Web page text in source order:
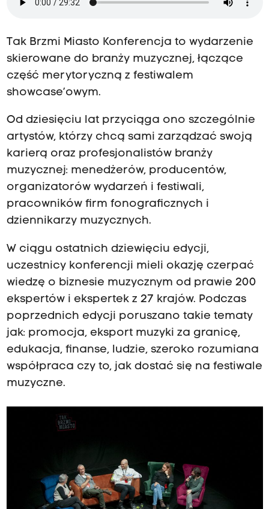
Tak Brzmi Miasto Konferencja to wydarzenie
skierowane do branży muzycznej, łączące
część merytoryczną z festiwalem
showcase’owym.
Od dziesięciu lat przyciąga ono szczególnie
artystów, którzy chcą sami zarządzać swoją
karierą oraz profesjonalistów branży
muzycznej: menedżerów, producentów,
organizatorów wydarzeń i festiwali,
pracowników firm fonograficznych i
dziennikarzy muzycznych.
W ciągu ostatnich dziewięciu edycji,
uczestnicy konferencji mieli okazję czerpać
wiedzę o biznesie muzycznym od prawie 200
ekspertów i ekspertek z 27 krajów. Podczas
poprzednich edycji poruszano takie tematy
jak: promocja, eksport muzyki za granicę,
edukacja, finanse, ludzie, szeroko rozumiana
współpraca czy to, jak dostać się na festiwale
muzyczne.